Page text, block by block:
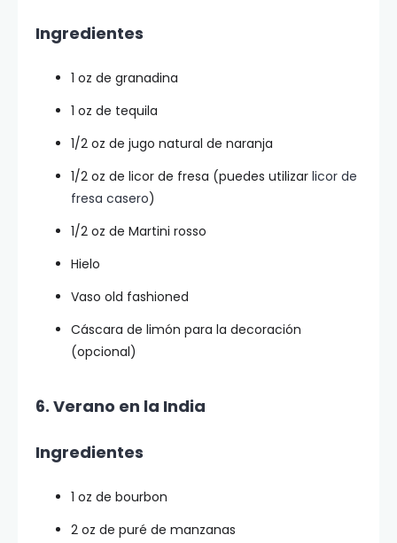
Ingredientes
1 oz de granadina
1 oz de tequila
1/2 oz de jugo natural de naranja
1/2 oz de licor de fresa (puedes utilizar licor de
fresa casero)
1/2 oz de Martini rosso
Hielo
Vaso old fashioned
Cáscara de limón para la decoración
(opcional)
6. Verano en la India
Ingredientes
1 oz de bourbon
2 oz de puré de manzanas